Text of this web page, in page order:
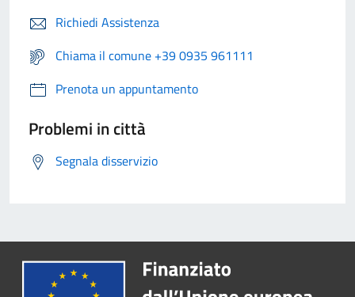
Richiedi Assistenza
Chiama il comune +39 0935 961111
Prenota un appuntamento
Problemi in città
Segnala disservizio